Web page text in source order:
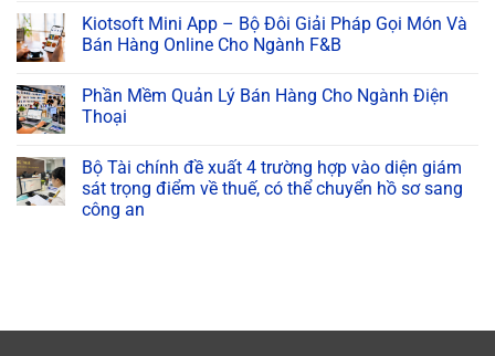
Kiotsoft Mini App – Bộ Đôi Giải Pháp Gọi Món Và
Bán Hàng Online Cho Ngành F&B
Phần Mềm Quản Lý Bán Hàng Cho Ngành Điện
Thoại
Bộ Tài chính đề xuất 4 trường hợp vào diện giám
sát trọng điểm về thuế, có thể chuyển hồ sơ sang
công an